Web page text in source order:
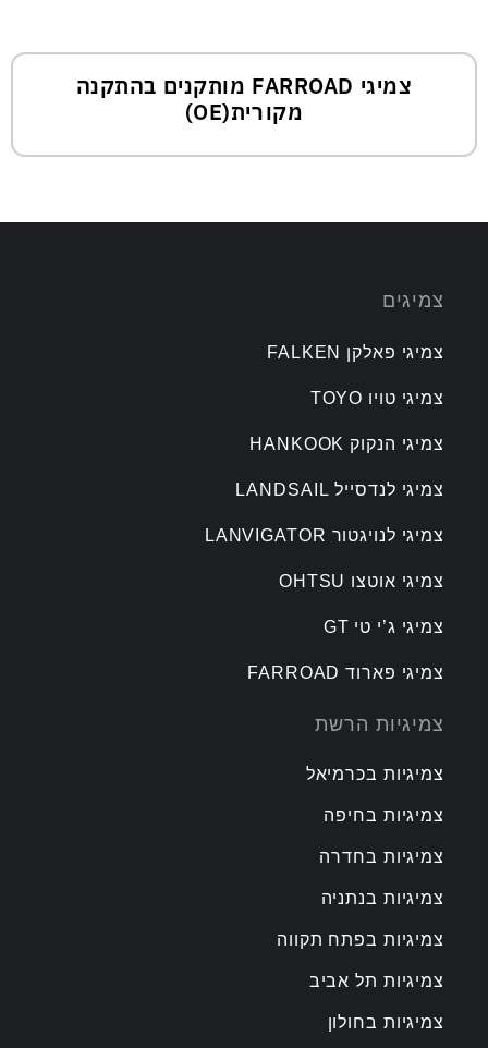
צמיגי FARROAD מותקנים בהתקנה
מקורית(OE)
צמיגים
צמיגי פאלקן FALKEN
צמיגי טויו TOYO
צמיגי הנקוק HANKOOK
צמיגי לנדסייל LANDSAIL
צמיגי לנויגטור LANVIGATOR
צמיגי אוטצו OHTSU
צמיגי ג’י טי GT
צמיגי פארוד FARROAD
צמיגיות הרשת
צמיגיות בכרמיאל
צמיגיות בחיפה
צמיגיות בחדרה
צמיגיות בנתניה
צמיגיות בפתח תקווה
צמיגיות תל אביב
צמיגיות בחולון